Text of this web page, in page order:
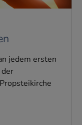
jedem ersten